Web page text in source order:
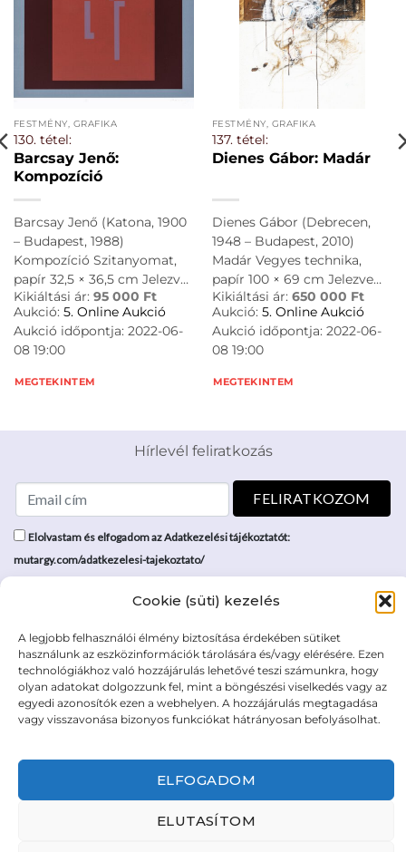
Cookie (süti) kezelés
A legjobb felhasználói élmény biztosítása érdekében sütiket
használunk az eszközinformációk tárolására és/vagy elérésére. Ezen
technológiákhoz való hozzájárulás lehetővé teszi számunkra, hogy
olyan adatokat dolgozzunk fel, mint a böngészési viselkedés vagy az
egyedi azonosítók ezen a webhelyen. A hozzájárulás megtagadása
vagy visszavonása bizonyos funkciókat hátrányosan befolyásolhat.
ELFOGADOM
ELUTASÍTOM
FESTMÉNY, GRAFIKA
130. tétel:
Barcsay Jenő:
Kompozíció
Barcsay Jenő (Katona, 1900
– Budapest, 1988)
Kompozíció Szitanyomat,
papír 32,5 × 36,5 cm Jelezve
balra lent: 29/140 Jelezve
középen lent: VI. Jelezve
jobbra lent: Barcsay
Kikiáltási ár: 95 000 Ft
Aukció: 5. Online Aukció
Aukció időpontja: 2022-06-
08 19:00
MEGTEKINTEM
FESTMÉNY, GRAFIKA
137. tétel:
Dienes Gábor: Madár
Dienes Gábor (Debrecen,
1948 – Budapest, 2010)
Madár Vegyes technika,
papír 100 × 69 cm Jelezve
jobbra lent: DG. 88.
Kikiáltási ár: 650 000 Ft
Aukció: 5. Online Aukció
Aukció időpontja: 2022-06-
08 19:00
MEGTEKINTEM
Hírlevél feliratkozás
Elolvastam és elfogadom az Adatkezelési tájékoztatót:
mutargy.com/adatkezelesi-tajekoztato/
Karrier
Kapcsolat
Áraink
Adatvédelem
Impresszum